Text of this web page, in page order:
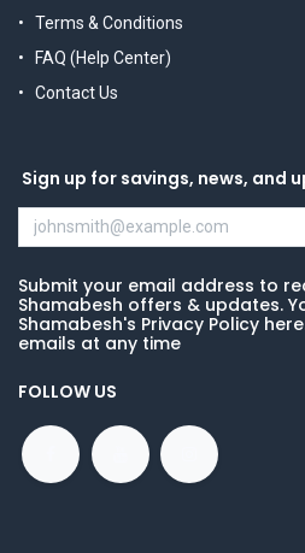
Terms & Conditions
FAQ (Help Center)
Contact Us
Sign up for savings, news, and
Submit your email address to
Shamabesh offers & updates.
Shamabesh's Privacy Policy
emails at any time
FOLLOW US